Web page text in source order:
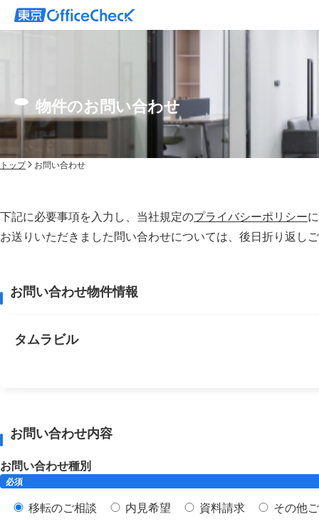
物件のお問い合わせ
トップ お問い合わせ
下記に必要事項を入力し、当社規定のプライバシーポリシー
お送りいただきました問い合わせについては、後⽇折り返し
お問い合わせ物件情報
タムラビル
お問い合わせ内容
お問い合わせ種別
必須
移転のご相談 内見希望 資料請求 その他